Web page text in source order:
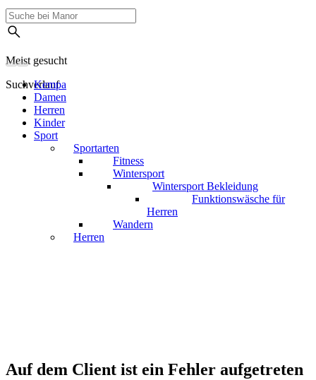
Meist gesucht
Suchverlauf
Kempa
Damen
Herren
Kinder
Sport
Sportarten
Fitness
Wintersport
Wintersport Bekleidung
Funktionswäsche für
Herren
Wandern
Herren
Auf dem Client ist ein Fehler aufgetreten